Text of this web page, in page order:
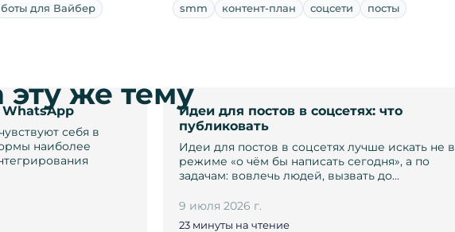
боты для Вайбер
себя в
наиболее
smm контент-план соцсети посты
Идеи для постов в соцсетях: что
публиковать
Идеи для постов в соцсетях лучше искать не в
режиме «о чём бы написать сегодня», а по
задачам: вовлечь людей, вызвать до…
9 июля 2026 г.
23 минуты на чтение
же тему